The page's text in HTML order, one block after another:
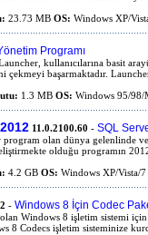
23.73 MB OS: Windows XP/
Programı
kullanıcılarına basit
çekmeyi başarmaktadır.
1.3 MB OS: Windows 95/98/
11.0.2100.60 - SQL
olan dünya gelenlinde
olduğu programın
4.2 GB OS: Windows XP/Vista/7
- Windows 8 İçin Codec
Windows 8 işletim sistemi
8 Codecs işletim sisteminize